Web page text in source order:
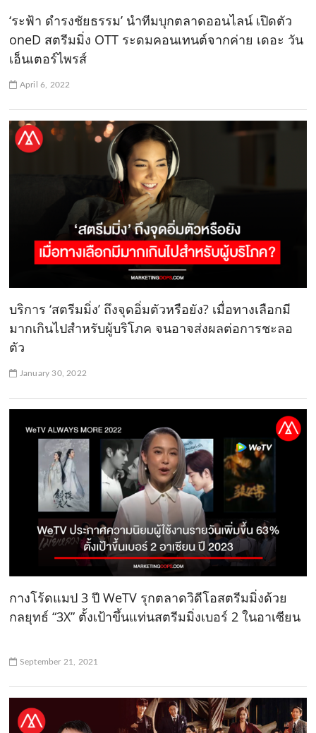
‘ระฟ้า ดำรงชัยธรรม’ นำทีมบุกตลาดออนไลน์ เปิดตัว
oneD สตรีมมิ่ง OTT ระดมคอนเทนต์จากค่าย เดอะ วัน
เอ็นเตอร์ไพรส์
April 6, 2022
บริการ ‘สตรีมมิ่ง’ ถึงจุดอิ่มตัวหรือยัง? เมื่อทางเลือกมี
มากเกินไปสำหรับผู้บริโภค จนอาจส่งผลต่อการชะลอ
ตัว
January 30, 2022
กางโร้ดแมป 3 ปี WeTV รุกตลาดวิดีโอสตรีมมิ่งด้วย
กลยุทธ์ “3X” ตั้งเป้าขึ้นแท่นสตรีมมิ่งเบอร์ 2 ในอาเซียน
September 21, 2021